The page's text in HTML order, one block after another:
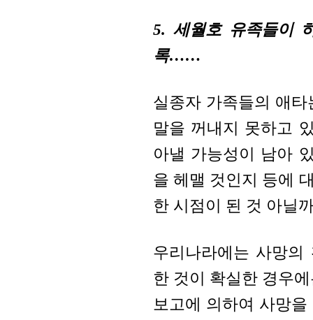
5. 세월호 유족들이
록……
실종자 가족들의 애
말을 꺼내지 못하고
아낼 가능성이 남아
을 헤맬 것인지 등에
한 시점이 된 것 아닐
우리나라에는 사망
한 것이 확실한 경우
보고에 의하여 사망